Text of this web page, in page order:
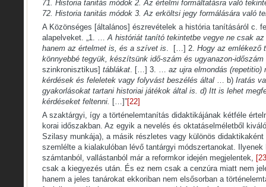
71. Historia tanitás módok 2. Az értelmi formáltatásra való
72. Historia tanitás módok 3. Az erköltsi jegy formálására való
A Közönséges [általános] észrevételek a história tanításáról c.
alapelveket. „1. … A históriát tanító tekintetbe vegye ne csak
hanem az értelmet is, és a szívet is . […] 2. Hogy az emlékező
könnyebbé tegyük, készítsünk idő-szám és ugyanazon-időszám
szinkronisztikus] táblákat . […] 3. … az ujra elmondás
kérdések és feleletek vagy folyvást beszélés által … b) Iratás
gyakorlásokat tartani historiai játékok által is. d) Itt is lehet
kérdéseket feltenni.
[…]”[22]
A szaktárgyi, így a történelemtanítás didaktikájának kétféle
korai időszakban. Az egyik a nevelés és oktatáselméletből
Szilasy munkája), a másik részletes vagy különös didaktikaként
szemlélte a kialakulóban lévő tantárgyi módszertanokat.
számtanból, vallástanból már a reformkor idején megjelentek,
csak a kiegyezés után. És ez nem csak a cenzúra miatt nem
hanem a jeles tanárokat ekkoriban nem elsősorban a